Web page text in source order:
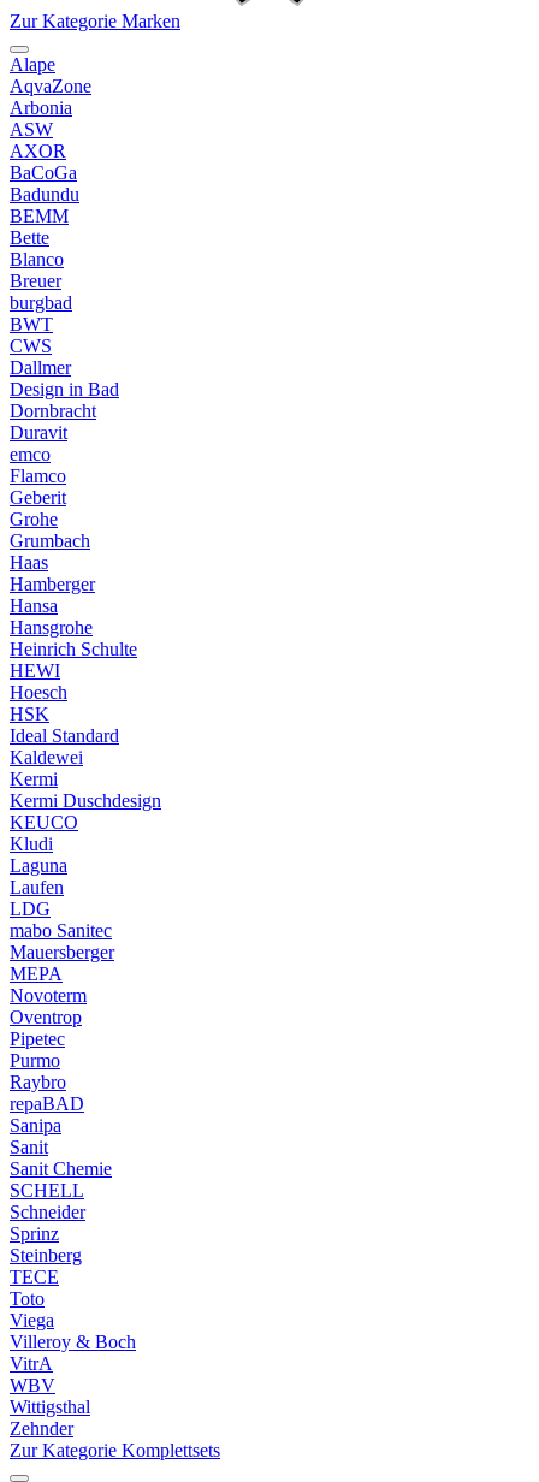
Zur Kategorie Marken
Alape
AqvaZone
Arbonia
ASW
AXOR
BaCoGa
Badundu
BEMM
Bette
Blanco
Breuer
burgbad
BWT
CWS
Dallmer
Design in Bad
Dornbracht
Duravit
emco
Flamco
Geberit
Grohe
Grumbach
Haas
Hamberger
Hansa
Hansgrohe
Heinrich Schulte
HEWI
Hoesch
HSK
Ideal Standard
Kaldewei
Kermi
Kermi Duschdesign
KEUCO
Kludi
Laguna
Laufen
LDG
mabo Sanitec
Mauersberger
MEPA
Novoterm
Oventrop
Pipetec
Purmo
Raybro
repaBAD
Sanipa
Sanit
Sanit Chemie
SCHELL
Schneider
Sprinz
Steinberg
TECE
Toto
Viega
Villeroy & Boch
VitrA
WBV
Wittigsthal
Zehnder
Zur Kategorie Komplettsets